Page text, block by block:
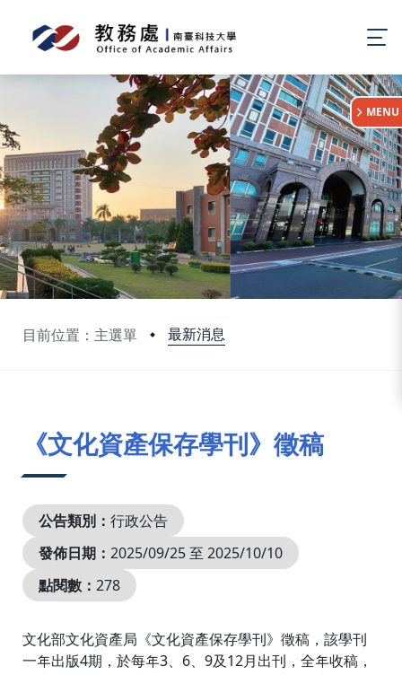
目前位置：主選單 最新消息
:::
MENU
《文化資產保存學刊》徵稿
公告類別： 行政公告
發佈日期： 2025/09/25 至 2025/10/10
點閱數： 278
文化部文化資產局《文化資產保存學刊》徵稿，該學刊
一年出版4期，於每年3、6、9及12月出刊，全年收稿，